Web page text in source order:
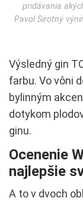
pridávania
Pavol Sirotný
Výsledný gin
farbu. Vo vôni
bylinným
dotykom
ginu.
Ocenenie
najlepšie
A to v dvoch